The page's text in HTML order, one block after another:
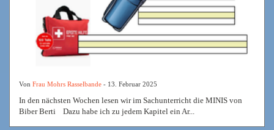
Von Frau Mohrs Rasselbande - 13. Februar 2025
In den nächsten Wochen lesen wir im Sachunterricht die MINIS von
Biber Berti Dazu habe ich zu jedem Kapitel ein Ar...